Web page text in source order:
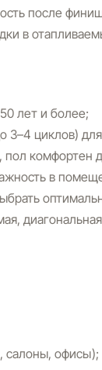
после
в
лет и более;
циклов)
комфортен
в
салоны, офисы);